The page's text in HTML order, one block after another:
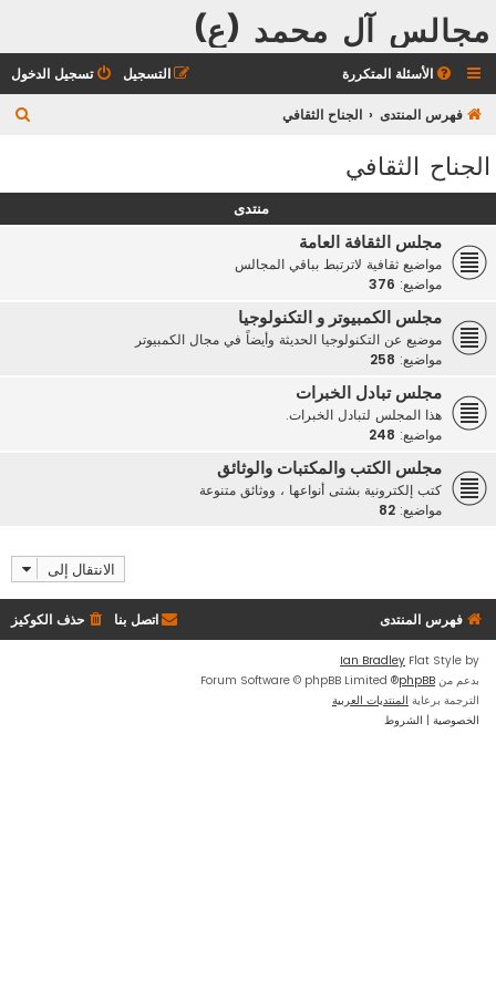
مجالس آل محمد (ع)
الأسئلة المتكررة تسجيل الدخول التسجيل
فهرس المنتدى الجناح الثقافي
الجناح الثقافي
منتدى
مجلس الثقافة العامة
مواضيع ثقافية لاترتبط بباقي المجالس
مواضيع: 376
مجلس الكمبيوتر و التكنولوجيا
موضيع عن التكنولوجيا الحديثة وأيضاً في مجال الكمبيوتر
مواضيع: 258
مجلس تبادل الخبرات
هذا المجلس لتبادل الخبرات.
مواضيع: 248
مجلس الكتب والمكتبات والوثائق
كتب إلكترونية بشتى أنواعها ، ووثائق متنوعة
مواضيع: 82
الانتقال إلى
فهرس المنتدى حذف الكوكيز اتصل بنا
Flat Style by
Ian Bradley
بدعم من phpBB
® Forum Software © phpBB Limited
الترجمة برعاية المنتديات العربية
الخصوصية | الشروط